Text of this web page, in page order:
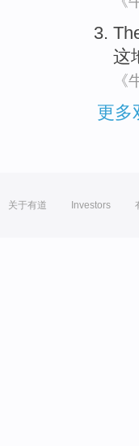
这
《
更多
关于有道 Investors